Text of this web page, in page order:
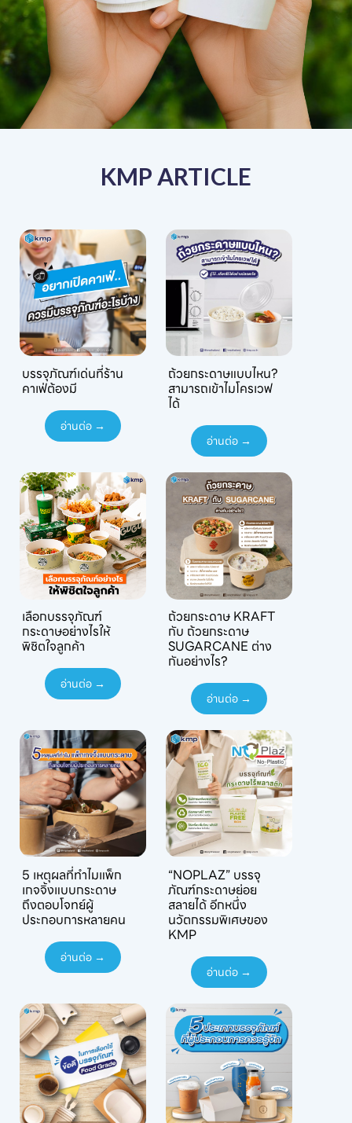
KMP ARTICLE
บรรจุภัณฑ์เด่นที่ร้าน
คาเฟ่ต้องมี
อ่านต่อ →
ถ้วยกระดาษแบบไหน?
สามารถเข้าไมโครเวฟ
ได้
อ่านต่อ →
เลือกบรรจุภัณฑ์
กระดาษอย่างไรให้
พิชิตใจลูกค้า
อ่านต่อ →
ถ้วยกระดาษ KRAFT
กับ ถ้วยกระดาษ
SUGARCANE ต่าง
กันอย่างไร?
อ่านต่อ →
5 เหตุผลที่ทำไมแพ็ก
เกจจิ้งแบบกระดาษ
ถึงตอบโจทย์ผู้
ประกอบการหลายคน
อ่านต่อ →
“NOPLAZ” บรรจุ
ภัณฑ์กระดาษย่อย
สลายได้ อีกหนึ่ง
นวัตกรรมพิเศษของ
KMP
อ่านต่อ →